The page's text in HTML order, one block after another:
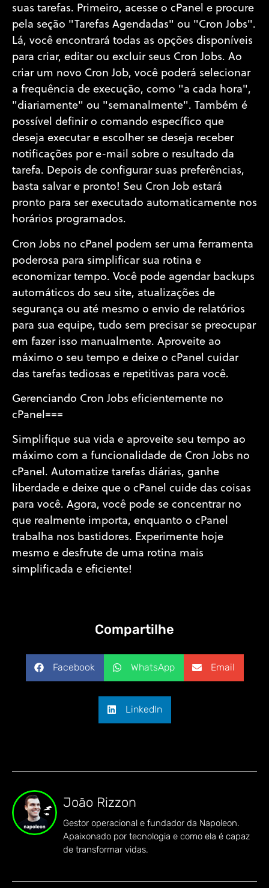
suas tarefas. Primeiro, acesse o cPanel e procure
pela seção "Tarefas Agendadas" ou "Cron Jobs".
Lá, você encontrará todas as opções disponíveis
para criar, editar ou excluir seus Cron Jobs. Ao
criar um novo Cron Job, você poderá selecionar
a frequência de execução, como "a cada hora",
"diariamente" ou "semanalmente". Também é
possível definir o comando específico que
deseja executar e escolher se deseja receber
notificações por e-mail sobre o resultado da
tarefa. Depois de configurar suas preferências,
basta salvar e pronto! Seu Cron Job estará
pronto para ser executado automaticamente nos
horários programados.
Cron Jobs no cPanel podem ser uma ferramenta
poderosa para simplificar sua rotina e
economizar tempo. Você pode agendar backups
automáticos do seu site, atualizações de
segurança ou até mesmo o envio de relatórios
para sua equipe, tudo sem precisar se preocupar
em fazer isso manualmente. Aproveite ao
máximo o seu tempo e deixe o cPanel cuidar
das tarefas tediosas e repetitivas para você.
Gerenciando Cron Jobs eficientemente no
cPanel===
Simplifique sua vida e aproveite seu tempo ao
máximo com a funcionalidade de Cron Jobs no
cPanel. Automatize tarefas diárias, ganhe
liberdade e deixe que o cPanel cuide das coisas
para você. Agora, você pode se concentrar no
que realmente importa, enquanto o cPanel
trabalha nos bastidores. Experimente hoje
mesmo e desfrute de uma rotina mais
simplificada e eficiente!
Compartilhe
Facebook WhatsApp Email
LinkedIn
João Rizzon
Gestor operacional e fundador da Napoleon.
Apaixonado por tecnologia e como ela é capaz
de transformar vidas.